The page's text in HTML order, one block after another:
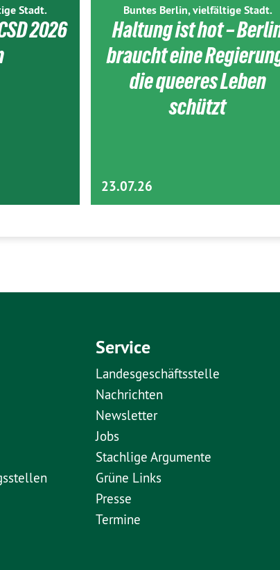
Stadt.
2026
Buntes Berlin, vielfältige Stadt.
Haltung ist hot –
braucht eine
die queeres Leben
schützt
23.07.26
Service
Landesgeschäftsstelle
Nachrichten
Newsletter
Jobs
Stachlige Argumente
Grüne Links
Presse
Termine